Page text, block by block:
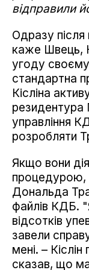
відправили
Одразу
каже Швець,
угоду
стандартна
Кісліна
резидентура
управління
розробляти
Якщо вони
процедурою,
Дональда
файлів КДБ.
відсотків
завели
мені. –
сказав, що